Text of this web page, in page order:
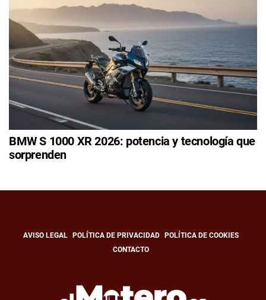
BMW S 1000 XR 2026: potencia y tecnología que
sorprenden
AVISO LEGAL POLÍTICA DE PRIVACIDAD
POLÍTICA DE COOKIES
CONTACTO